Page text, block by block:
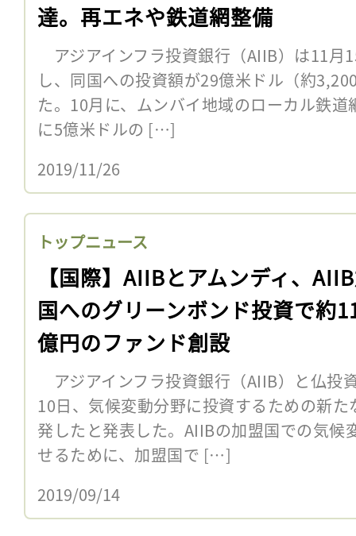
達。再エネや鉄道網整備
アジアインフラ投資銀行（AIIB）は11月
し、同国への投資額が29億米ドル（約
た。10月に、ムンバイ地域のローカル鉄
に5億米ドルの […]
2019/11/26
トップニュース
【国際】AIIBとアムンディ、
国へのグリーンボンド投資で約
億円のファンド創設
アジアインフラ投資銀行（AIIB）と仏投
10日、気候変動分野に投資するための新
発したと発表した。AIIBの加盟国での気候
せるために、加盟国で […]
2019/09/14